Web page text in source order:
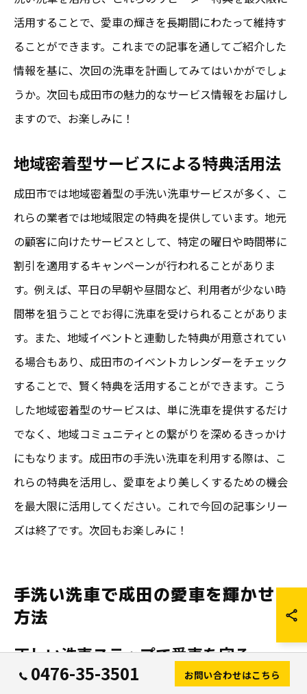
活用することで、愛車の輝きを長期間にわたって維持す
ることができます。これまでの記事を通してご紹介した
情報を基に、次回の洗車を計画してみてはいかがでしょ
うか。次回も成田市の魅力的なサービス情報をお届けし
ますので、お楽しみに！
地域密着型サービスによる特典活用法
成田市では地域密着型の手洗い洗車サービスが多く、こ
れらの業者では地域限定の特典を提供しています。地元
の顧客に向けたサービスとして、特定の曜日や時間帯に
割引を適用するキャンペーンが行われることがありま
す。例えば、平日の早朝や昼間など、利用者が少ない時
間帯を狙うことでお得に洗車を受けられることがありま
す。また、地域イベントと連動した特典が用意されてい
る場合もあり、成田市のイベントカレンダーをチェック
することで、賢く特典を活用することができます。こう
した地域密着型のサービスは、単に洗車を提供するだけ
でなく、地域コミュニティとの繋がりを深めるきっかけ
にもなります。成田市の手洗い洗車を利用する際は、こ
れらの特典を活用し、愛車をより美しくするための機会
を最大限に活用してください。これで今回の記事シリー
ズは終了です。次回もお楽しみに！
手洗い洗車で成田の愛車を輝かせる
方法
正しい洗車ステップで愛車を守る
手洗い洗車は、成田で愛車を守るための最適な方法の一
0476-35-3501 お問い合わせはこちら